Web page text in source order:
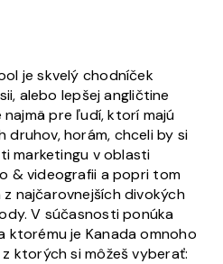
je skvelý chodníček
alebo lepšej angličtine
najmä pre ľudí, ktorí majú
horám, chceli by si
marketingu v oblasti
& videografii a popri tom
najčarovnejších divokých
V súčasnosti ponúka
ktorému je Kanada omnoho
z ktorých si môžeš vyberať: